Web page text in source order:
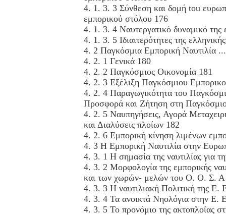
4. 1. 3. 3 Σύνθεση και δομή tοu
εμπορικού στόλου 176
4. 1. 3. 4 Ναυτεργατικό δυναμικό της
4. 1. 3. 5 Ιδιαιτερότητες της
4. 2 Παγκόσμια Εμπορική Ναυτιλία
4. 2. 1 Γενικά 180
4. 2. 2 Παγκόσμιος Οικονομία 181
4. 2. 3 Εξέλιξη Παγκόσμιου
4. 2. 4 Παραγωγικότητα του
Προσφορά και Ζήτηση στη
4. 2. 5 Ναυπηγήσεις, Αγορά
και Διαλύσεις πλοίων 182
4. 2. 6 Εμπορική κίνηση λιμένων
4. 3 Η Εμπορική Ναυτιλία στην
4. 3. 1 Η σημασία της ναυτιλίας για
4. 3. 2 Μορφολογία της εμπορικής
και των χωρών- μελών του Ο. Ο. Σ. Α
4. 3. 3 Η ναυτιλιακή Πολιτική της Ε.
4. 3. 4 Τα ανοικτά Νηολόγια στην Ε.
4. 3. 5 Το προνόμιο της ακτοπλοΐας